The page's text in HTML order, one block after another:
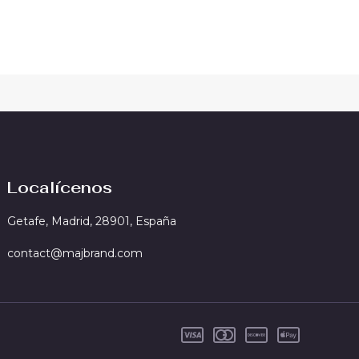
Localícenos
Getafe, Madrid, 28901, España
contact@majbrand.com